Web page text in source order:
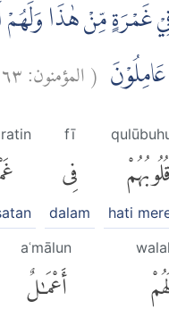
غَمْرَةٍ مِّنْ هٰذَا
(المؤمنون:٦٣
قُلُوبُهُمْ
hati
fī
فِى
dalam
aʿmālun
أَعْمَٰلٌ